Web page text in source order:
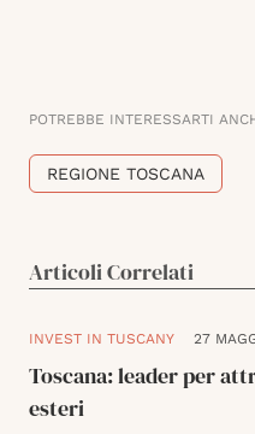
POTREBBE INTERESSARTI
REGIONE TOSCANA
Articoli Correlati
INVEST IN TUSCANY 27
Toscana: leader per
esteri